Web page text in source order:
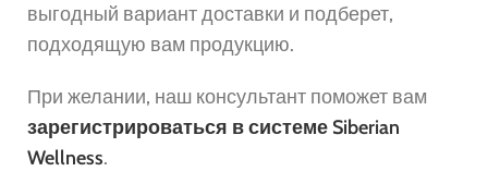
выгодный вариант доставки и подберет,
подходящую вам продукцию.
При желании, наш консультант поможет вам
зарегистрироваться в системе Siberian
Wellness.